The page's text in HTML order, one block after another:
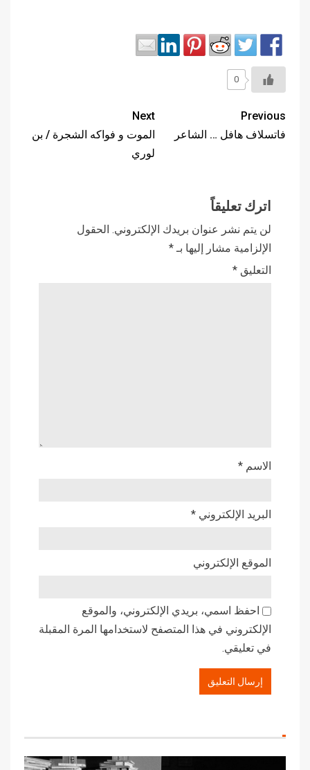
0
Previous
فاتسلاف هافل … الشاعر
Next
الموت و فواكه الشجرة / بن
لوري
اترك تعليقاً
لن يتم نشر عنوان بريدك الإلكتروني. الحقول
الإلزامية مشار إليها بـ *
التعليق *
الاسم *
البريد الإلكتروني *
الموقع الإلكتروني
احفظ اسمي، بريدي الإلكتروني، والموقع
الإلكتروني في هذا المتصفح لاستخدامها المرة المقبلة
في تعليقي.